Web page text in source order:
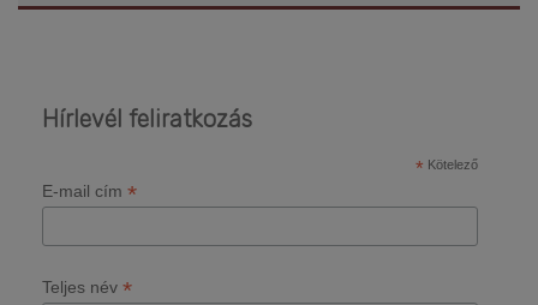
Hírlevél feliratkozás
* Kötelező
E-mail cím *
Teljes név *